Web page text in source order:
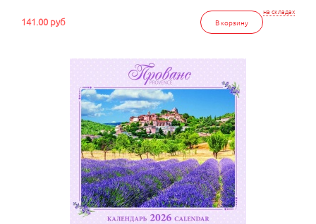
на складах
В корзину
141.00 руб